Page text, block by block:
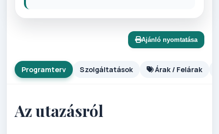
Ajánló nyomtatása
Programterv Szolgáltatások Árak / Felárak
Az utazásról